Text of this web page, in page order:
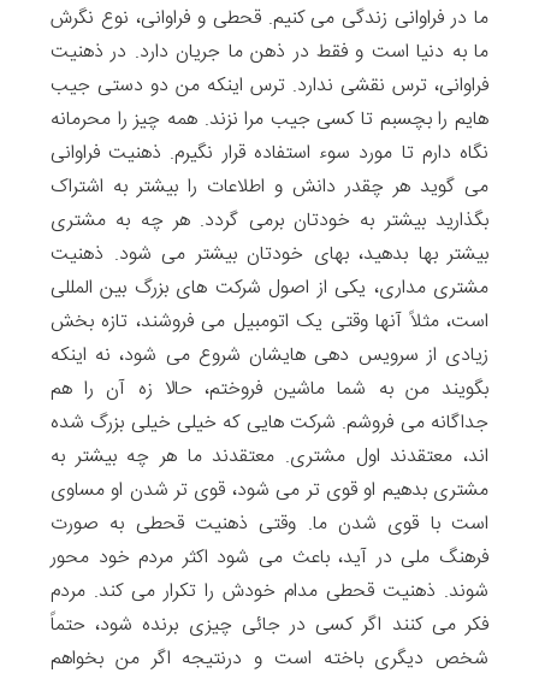
ما در فراوانی زندگی می کنیم. قحطی و فراوانی، نوع نگرش
ما به دنیا است و فقط در ذهن ما جریان دارد. در ذهنیت
فراوانی، ترس نقشی ندارد. ترس اینکه من دو دستی جیب
هایم را بچسبم تا کسی جیب مرا نزند. همه چیز را محرمانه
نگاه دارم تا مورد سوء استفاده قرار نگیرم. ذهنیت فراوانی
می گوید هر چقدر دانش و اطلاعات را بیشتر به اشتراک
بگذارید بیشتر به خودتان برمی گردد. هر چه به مشتری
بیشتر بها بدهید، بهای خودتان بیشتر می شود. ذهنیت
مشتری مداری، یکی از اصول شرکت های بزرگ بین المللی
است، مثلاً آنها وقتی یک اتومبیل می فروشند، تازه بخش
زیادی از سرویس دهی هایشان شروع می شود، نه اینکه
بگویند من به شما ماشین فروختم، حالا زه آن را هم
جداگانه می فروشم. شرکت هایی که خیلی خیلی بزرگ شده
اند، معتقدند اول مشتری. معتقدند ما هر چه بیشتر به
مشتری بدهیم او قوی تر می شود، قوی تر شدن او مساوی
است با قوی شدن ما. وقتی ذهنیت قحطی به صورت
فرهنگ ملی در آید، باعث می شود اکثر مردم خود محور
شوند. ذهنیت قحطی مدام خودش را تکرار می کند. مردم
فکر می کنند اگر کسی در جائی چیزی برنده شود، حتماً
شخص دیگری باخته است و درنتیجه اگر من بخواهم